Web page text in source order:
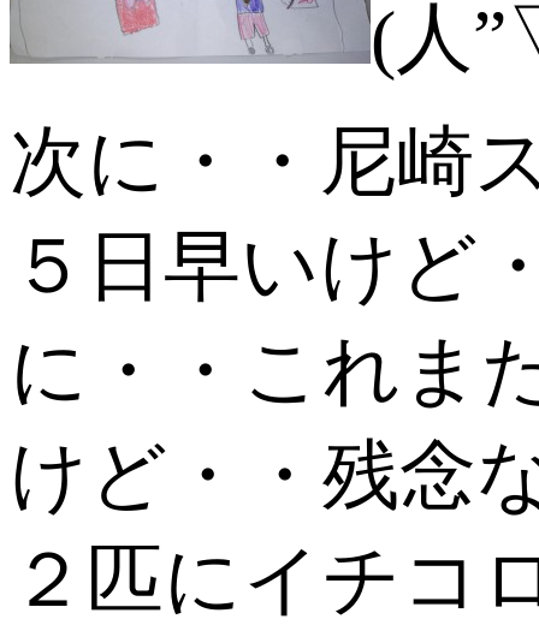
(人
次に・・尼崎
５日早いけど
に・・これま
けど・・残念
２匹にイチコ